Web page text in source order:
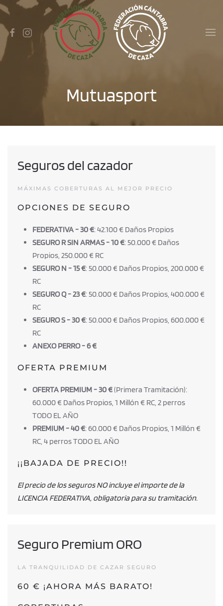
Skip to main content
Mutuasport
Seguros del cazador
MÁXIMAS COBERTURAS AL MEJOR PRECIO
OPCIONES DE SEGURO
FEDERATIVA - 30 €: 42.100 € Daños Propios
SEGURO R SIN ARMAS - 10 €: 50.000 € Daños
Propios, 250.000 € RC
SEGURO N - 15 €: 50.000 € Daños Propios, 200.000 €
RC
SEGURO Q - 23 €: 50.000 € Daños Propios, 400.000 €
RC
SEGURO S - 30 €: 50.000 € Daños Propios, 600.000 €
RC
ANEXO PERRO - 6 €
OFERTA PREMIUM
OFERTA PREMIUM - 30 €(Primera Tramitación):
60.000 € Daños Propios, 1 Millón € RC, 2 perros
TODO EL AÑO
PREMIUM - 40 €: 60.000 € Daños Propios, 1 Millón €
RC, 4 perros TODO EL AÑO
¡¡BAJADA DE PRECIO!!
El precio de los seguros NO incluye el importe de la
LICENCIA FEDERATIVA, obligatoria para su tramitación.
Seguro Premium ORO
LA TRANQUILIDAD DE CAZAR SEGURO
60 € ¡AHORA MÁS BARATO!